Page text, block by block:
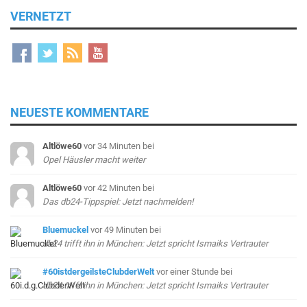
VERNETZT
NEUESTE KOMMENTARE
Altlöwe60 vor 34 Minuten bei
Opel Häusler macht weiter
Altlöwe60 vor 42 Minuten bei
Das db24-Tippspiel: Jetzt nachmelden!
Bluemuckel vor 49 Minuten bei
db24 trifft ihn in München: Jetzt spricht Ismaiks Vertrauter
#60istdergeilsteClubderWelt vor einer Stunde bei
db24 trifft ihn in München: Jetzt spricht Ismaiks Vertrauter